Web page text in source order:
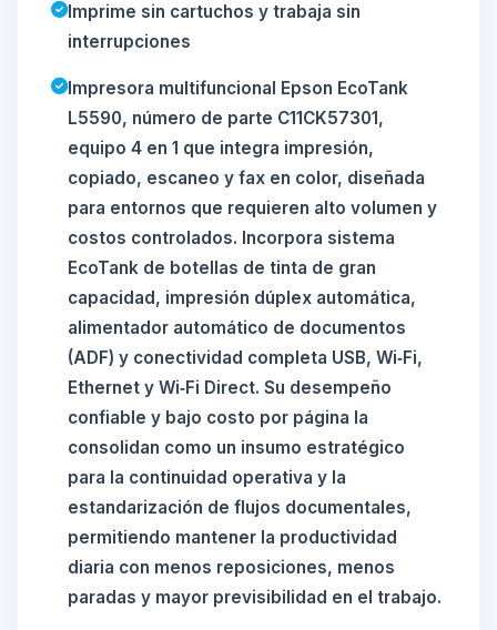
Imprime sin cartuchos y trabaja sin
interrupciones
Impresora multifuncional Epson EcoTank
L5590, número de parte C11CK57301,
equipo 4 en 1 que integra impresión,
copiado, escaneo y fax en color, diseñada
para entornos que requieren alto volumen y
costos controlados. Incorpora sistema
EcoTank de botellas de tinta de gran
capacidad, impresión dúplex automática,
alimentador automático de documentos
(ADF) y conectividad completa USB, Wi‑Fi,
Ethernet y Wi‑Fi Direct. Su desempeño
confiable y bajo costo por página la
consolidan como un insumo estratégico
para la continuidad operativa y la
estandarización de flujos documentales,
permitiendo mantener la productividad
diaria con menos reposiciones, menos
paradas y mayor previsibilidad en el trabajo.